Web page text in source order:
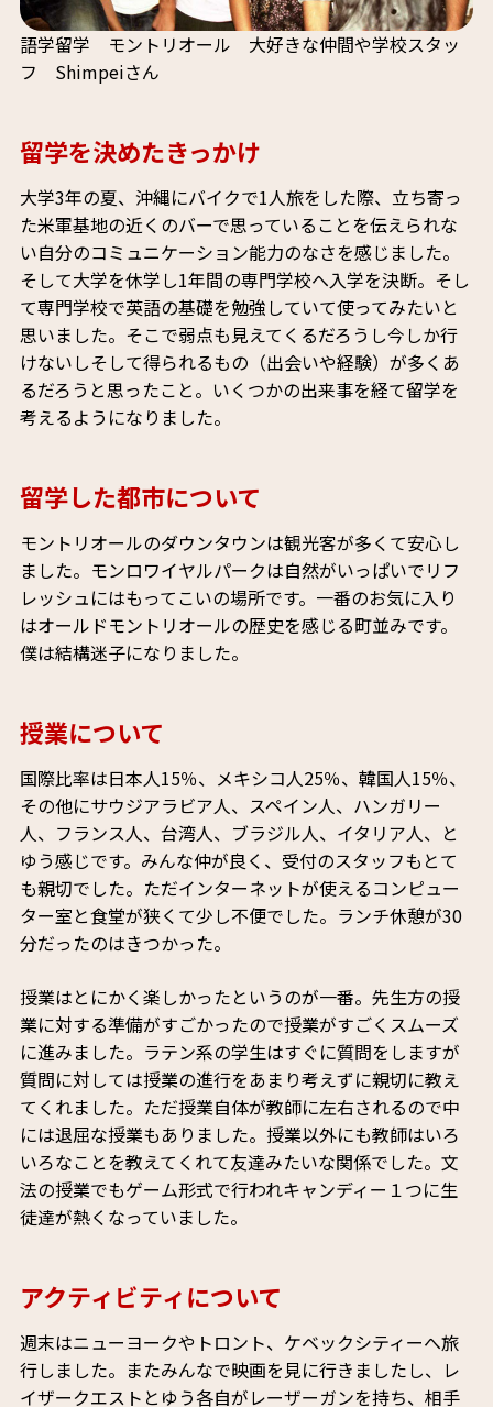
語学留学 モントリオール 大好きな仲間や学校スタッ
フ Shimpeiさん
留学を決めたきっかけ
大学3年の夏、沖縄にバイクで1人旅をした際、立ち寄っ
た米軍基地の近くのバーで思っていることを伝えられな
い自分のコミュニケーション能力のなさを感じました。
そして大学を休学し1年間の専門学校へ入学を決断。そし
て専門学校で英語の基礎を勉強していて使ってみたいと
思いました。そこで弱点も見えてくるだろうし今しか行
けないしそして得られるもの（出会いや経験）が多くあ
るだろうと思ったこと。いくつかの出来事を経て留学を
考えるようになりました。
留学した都市について
モントリオールのダウンタウンは観光客が多くて安心し
ました。モンロワイヤルパークは自然がいっぱいでリフ
レッシュにはもってこいの場所です。一番のお気に入り
はオールドモントリオールの歴史を感じる町並みです。
僕は結構迷子になりました。
授業について
国際比率は日本人15％、メキシコ人25％、韓国人15％、
その他にサウジアラビア人、スペイン人、ハンガリー
人、フランス人、台湾人、ブラジル人、イタリア人、と
ゆう感じです。みんな仲が良く、受付のスタッフもとて
も親切でした。ただインターネットが使えるコンピュー
ター室と食堂が狭くて少し不便でした。ランチ休憩が30
分だったのはきつかった。
授業はとにかく楽しかったというのが一番。先生方の授
業に対する準備がすごかったので授業がすごくスムーズ
に進みました。ラテン系の学生はすぐに質問をしますが
質問に対しては授業の進行をあまり考えずに親切に教え
てくれました。ただ授業自体が教師に左右されるので中
には退屈な授業もありました。授業以外にも教師はいろ
いろなことを教えてくれて友達みたいな関係でした。文
法の授業でもゲーム形式で行われキャンディー１つに生
徒達が熱くなっていました。
アクティビティについて
週末はニューヨークやトロント、ケベックシティーへ旅
行しました。またみんなで映画を見に行きましたし、レ
イザークエストとゆう各自がレーザーガンを持ち、相手